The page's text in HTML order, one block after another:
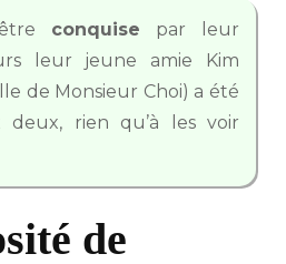
conquise par leur
leur jeune amie Kim
de Monsieur Choi) a été
deux, rien qu’à les voir
de